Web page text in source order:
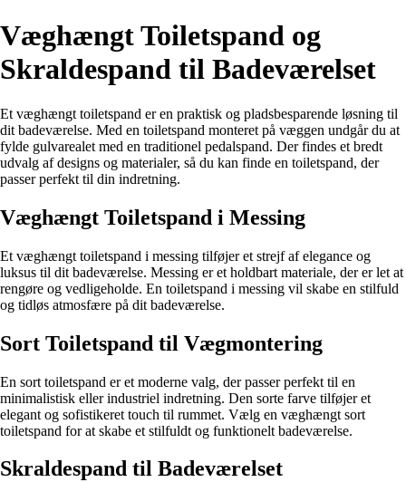
Væghængt Toiletspand og
Skraldespand til Badeværelset
Et væghængt toiletspand er en praktisk og pladsbesparende løsning til
dit badeværelse. Med en toiletspand monteret på væggen undgår du at
fylde gulvarealet med en traditionel pedalspand. Der findes et bredt
udvalg af designs og materialer, så du kan finde en toiletspand, der
passer perfekt til din indretning.
Væghængt Toiletspand i Messing
Et væghængt toiletspand i messing tilføjer et strejf af elegance og
luksus til dit badeværelse. Messing er et holdbart materiale, der er let at
rengøre og vedligeholde. En toiletspand i messing vil skabe en stilfuld
og tidløs atmosfære på dit badeværelse.
Sort Toiletspand til Vægmontering
En sort toiletspand er et moderne valg, der passer perfekt til en
minimalistisk eller industriel indretning. Den sorte farve tilføjer et
elegant og sofistikeret touch til rummet. Vælg en væghængt sort
toiletspand for at skabe et stilfuldt og funktionelt badeværelse.
Skraldespand til Badeværelset